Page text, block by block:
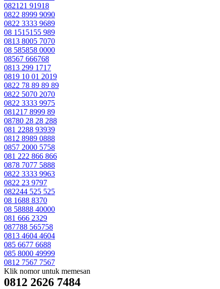
082121 91918
0822 8999 9090
0822 3333 9689
08 1515155 989
0813 8005 7070
08 585858 0000
08567 666768
0813 299 1717
0819 10 01 2019
0822 78 89 89 89
0822 5070 2070
0822 3333 9975
081217 8999 89
08780 28 28 288
081 2288 93939
0812 8989 0888
0857 2000 5758
081 222 866 866
0878 7077 5888
0822 3333 9963
0822 23 9797
082244 525 525
08 1688 8370
08 58888 40000
081 666 2329
087788 565758
0813 4604 4604
085 6677 6688
085 8000 49999
0812 7567 7567
Klik nomor untuk memesan
0812 2626 7484